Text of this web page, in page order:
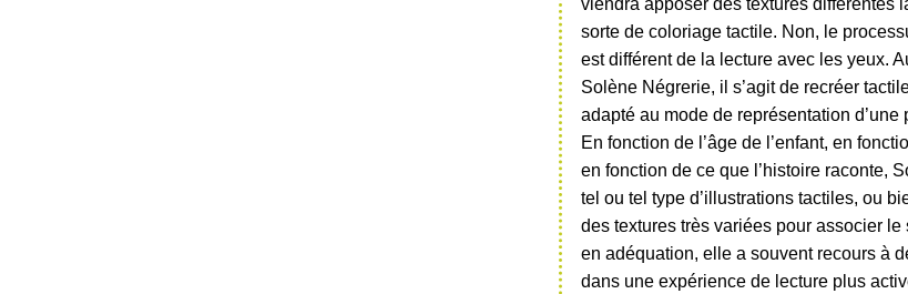
viendra apposer des textures différentes
sorte de coloriage tactile. Non, le
est différent de la lecture avec les yeux.
Solène Négrerie, il s’agit de recréer
adapté au mode de représentation
En fonction de l’âge de l’enfant, en
en fonction de ce que l’histoire raconte,
tel ou tel type d’illustrations tactiles, ou
des textures très variées pour associer
en adéquation, elle a souvent recours à
dans une expérience de lecture plus